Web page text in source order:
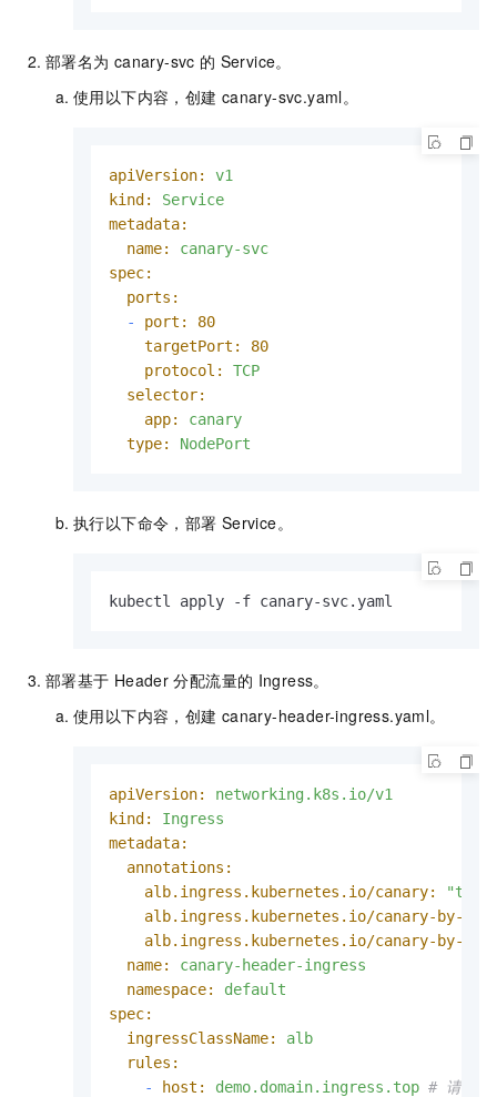
部署名为 canary-svc 的 Service。
使用以下内容，创建 canary-svc.yaml。
apiVersion:
v1
kind:
Service
metadata:
name:
canary-svc
spec:
ports:
-
port:
80
targetPort:
80
protocol:
TCP
selector:
app:
canary
type:
NodePort
执行以下命令，部署 Service。
kubectl apply -f canary-svc.yaml
部署基于 Header 分配流量的 Ingress。
使用以下内容，创建 canary-header-ingress.yaml。
apiVersion:
networking.k8s.io/v1
kind:
Ingress
metadata:
annotations:
alb.ingress.kubernetes.io/canary:
alb.ingress.kubernetes.io/canary-by-
alb.ingress.kubernetes.io/canary-by-
name:
canary-header-ingress
namespace:
default
spec:
ingressClassName:
alb
rules:
-
host: demo.domain.ingress.top # 请替换